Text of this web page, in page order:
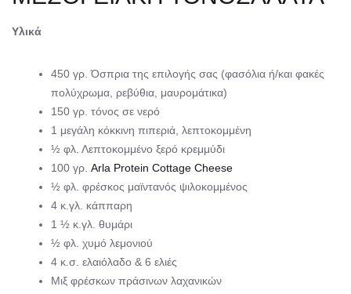
Υλικά
450 γρ. Όσπρια της επιλογής σας (φασόλια ή/και φακές
πολύχρωμα, ρεβύθια, μαυρομάτικα)
150 γρ. τόνος σε νερό
1 μεγάλη κόκκινη πιπεριά, λεπτοκομμένη
½ φλ. Λεπτοκομμένο ξερό κρεμμύδι
100 γρ. Arla Protein Cottage Cheese
½ φλ. φρέσκος μαϊντανός ψιλοκομμένος
4 κ.γλ. κάππαρη
1 ½ κ.γλ. θυμάρι
½ φλ. χυμό λεμονιού
4 κ.σ. ελαιόλαδο & 6 ελιές
Mιξ φρέσκων πράσινων λαχανικών